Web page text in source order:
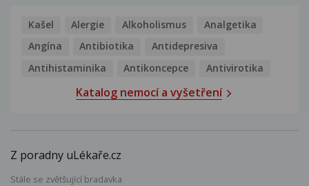
Kašel Alergie Alkoholismus
Analgetika
Angína
Antibiotika
Antidepresiva
Antihistaminika
Antikoncepce Antivirotika
Katalog nemocí a vyšetření
Z poradny uLékaře.cz
Stále se zvětšující bradavka